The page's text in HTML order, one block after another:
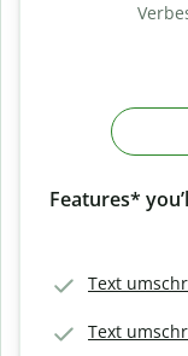
Features*
Text
Text